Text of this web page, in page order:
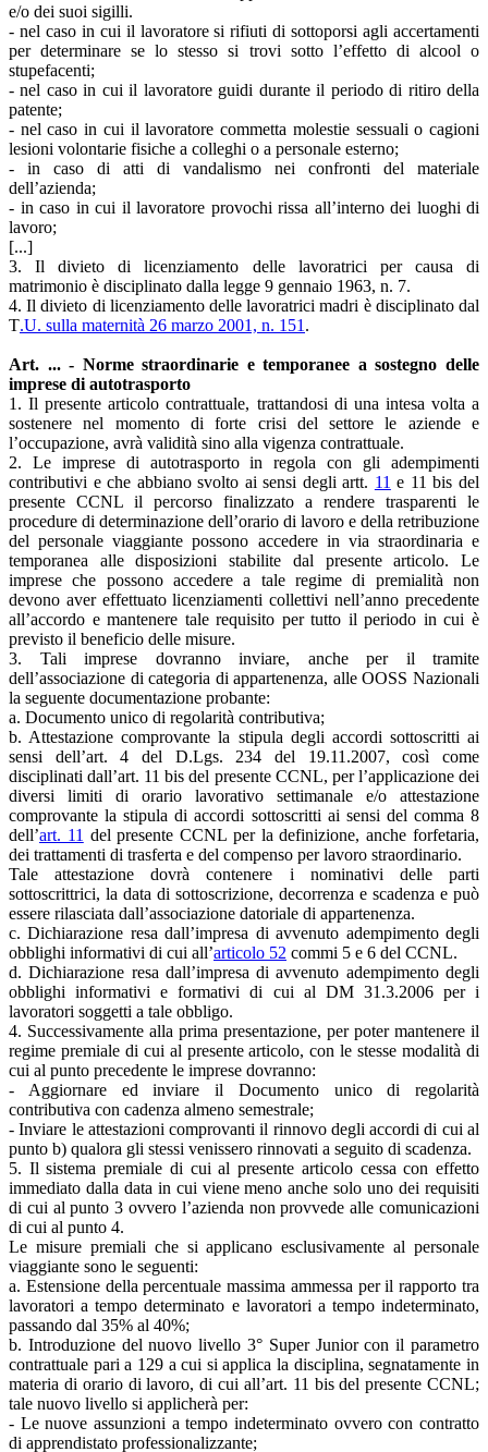
e/o dei suoi sigilli.
- nel caso in cui il lavoratore si rifiuti di sottoporsi agli accertamenti
per determinare se lo stesso si trovi sotto l’effetto di alcool o
stupefacenti;
- nel caso in cui il lavoratore guidi durante il periodo di ritiro della
patente;
- nel caso in cui il lavoratore commetta molestie sessuali o cagioni
lesioni volontarie fisiche a colleghi o a personale esterno;
- in caso di atti di vandalismo nei confronti del materiale
dell’azienda;
- in caso in cui il lavoratore provochi rissa all’interno dei luoghi di
lavoro;
[...]
3. Il divieto di licenziamento delle lavoratrici per causa di
matrimonio è disciplinato dalla legge 9 gennaio 1963, n. 7.
4. Il divieto di licenziamento delle lavoratrici madri è disciplinato dal
T.U. sulla maternità 26 marzo 2001, n. 151 .
Art. ... - Norme straordinarie e temporanee a sostegno delle
imprese di autotrasporto
1. Il presente articolo contrattuale, trattandosi di una intesa volta a
sostenere nel momento di forte crisi del settore le aziende e
l’occupazione, avrà validità sino alla vigenza contrattuale.
2. Le imprese di autotrasporto in regola con gli adempimenti
contributivi e che abbiano svolto ai sensi degli artt. 11 e 11 bis del
presente CCNL il percorso finalizzato a rendere trasparenti le
procedure di determinazione dell’orario di lavoro e della retribuzione
del personale viaggiante possono accedere in via straordinaria e
temporanea alle disposizioni stabilite dal presente articolo. Le
imprese che possono accedere a tale regime di premialità non
devono aver effettuato licenziamenti collettivi nell’anno precedente
all’accordo e mantenere tale requisito per tutto il periodo in cui è
previsto il beneficio delle misure.
3. Tali imprese dovranno inviare, anche per il tramite
dell’associazione di categoria di appartenenza, alle OOSS Nazionali
la seguente documentazione probante:
a. Documento unico di regolarità contributiva;
b. Attestazione comprovante la stipula degli accordi sottoscritti ai
sensi dell’art. 4 del D.Lgs. 234 del 19.11.2007, così come
disciplinati dall’art. 11 bis del presente CCNL, per l’applicazione dei
diversi limiti di orario lavorativo settimanale e/o attestazione
comprovante la stipula di accordi sottoscritti ai sensi del comma 8
dell’art. 11 del presente CCNL per la definizione, anche forfetaria,
dei trattamenti di trasferta e del compenso per lavoro straordinario.
Tale attestazione dovrà contenere i nominativi delle parti
sottoscrittrici, la data di sottoscrizione, decorrenza e scadenza e può
essere rilasciata dall’associazione datoriale di appartenenza.
c. Dichiarazione resa dall’impresa di avvenuto adempimento degli
obblighi informativi di cui all’articolo 52 commi 5 e 6 del CCNL.
d. Dichiarazione resa dall’impresa di avvenuto adempimento degli
obblighi informativi e formativi di cui al DM 31.3.2006 per i
lavoratori soggetti a tale obbligo.
4. Successivamente alla prima presentazione, per poter mantenere il
regime premiale di cui al presente articolo, con le stesse modalità di
cui al punto precedente le imprese dovranno:
- Aggiornare ed inviare il Documento unico di regolarità
contributiva con cadenza almeno semestrale;
- Inviare le attestazioni comprovanti il rinnovo degli accordi di cui al
punto b) qualora gli stessi venissero rinnovati a seguito di scadenza.
5. Il sistema premiale di cui al presente articolo cessa con effetto
immediato dalla data in cui viene meno anche solo uno dei requisiti
di cui al punto 3 ovvero l’azienda non provvede alle comunicazioni
di cui al punto 4.
Le misure premiali che si applicano esclusivamente al personale
viaggiante sono le seguenti:
a. Estensione della percentuale massima ammessa per il rapporto tra
lavoratori a tempo determinato e lavoratori a tempo indeterminato,
passando dal 35% al 40%;
b. Introduzione del nuovo livello 3° Super Junior con il parametro
contrattuale pari a 129 a cui si applica la disciplina, segnatamente in
materia di orario di lavoro, di cui all’art. 11 bis del presente CCNL;
tale nuovo livello si applicherà per:
- Le nuove assunzioni a tempo indeterminato ovvero con contratto
di apprendistato professionalizzante;